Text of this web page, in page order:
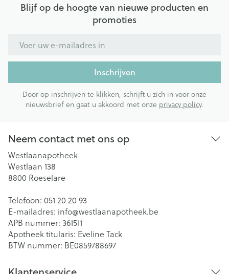
Blijf op de hoogte van nieuwe producten en
promoties
Inschrijven
Door op inschrijven te klikken, schrijft u zich in voor onze
nieuwsbrief en gaat u akkoord met onze privacy policy.
Neem contact met ons op
Westlaanapotheek
Westlaan 138
8800 Roeselare
Telefoon: 051 20 20 93
E-mailadres: info@westlaanapotheek.be
APB nummer: 361511
Apotheek titularis: Eveline Tack
BTW nummer: BE0859788697